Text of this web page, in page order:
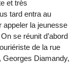
et très
tard entra au
appeler la jeunesse
se réunit d’abord
de la rue
Georges Diamandy,